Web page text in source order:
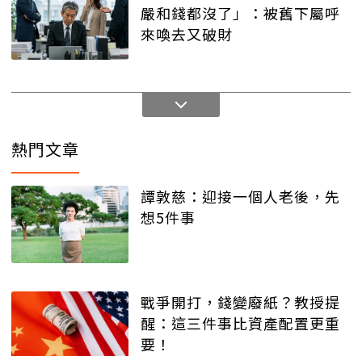
嚴和錢都沒了」：被舊下屬呼
來喚去又破財
熱門文章
譚敦慈：迎接一個人老後，先
想5件事
戰爭開打，錢變廢紙？教授提
醒：這三件事比資產配置更重
要！